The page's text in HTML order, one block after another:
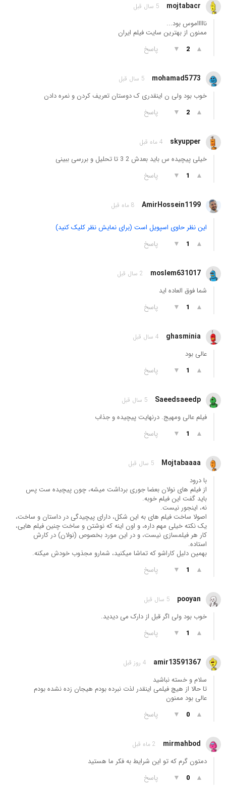
mojtabacr 5 سال قبل
ناااااموس بود...
ممنون از بهترین سایت فیلم ایران
▲
2
▼ پاسخ
mohamad5773 5 سال قبل
خوب بود ولی ن اینقدری ک دوستان تعریف کردن و نمره دادن
▲
2
▼ پاسخ
skyupper 4 ماه قبل
خیلی پیچیده س باید بعدش 2 3 تا تحلیل و بررسی ببینی
▲
1
▼ پاسخ
AmirHossein1199 8 ماه قبل
این نظر حاوی اسپویل است (برای نمایش نظر کلیک کنید)
▲
1
▼ پاسخ
moslem631017 2 سال قبل
شما فوق العاده اید
▲
1
▼ پاسخ
ghasminia 4 سال قبل
عالی بود
▲
1
▼ پاسخ
Saeedsaeedp 5 سال قبل
فیلم عالی ومهیج. درنهایت پیچیده و جذاب
▲
1
▼ پاسخ
Mojtabaaaa 5 سال قبل
با درود
از فیلم های نولان بعضا جوری برداشت میشه، چون پیچیده ست پس
باید گفت این فیلم خوبه.
نه، اینجور نیست.
اصولا ساخت فیلم های به این شکل، دارای پیچیدگی در داستان و ساخت،
یک نکته خیلی مهم داره، و اون اینه که نوشتن و ساخت چنین فیلم هایی،
کار هر فیلمسازی نیست، و در این مورد بخصوص (نولان) در کارش
استاده.
بهمین دلیل کاراشو که تماشا میکنید، شمارو مجذوب خودش میکنه.
▲
1
▼ پاسخ
pooyan 5 سال قبل
خوب بود ولی اگر قبل از دارک می دیدید.
▲
1
▼ پاسخ
amir13591367 4 روز قبل
سلام و خسته نباشید
تا حالا از هیچ فیلمی اینقدر لذت نبرده بودم هیجان زده نشده بودم
عالی بود ممنون
▲
0
▼ پاسخ
mirmahbod 2 ماه قبل
دمتون گرم که تو این شرایط به فکر ما هستید
▲
0
▼ پاسخ